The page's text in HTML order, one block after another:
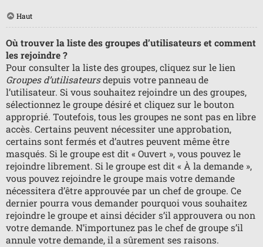
Haut
Où trouver la liste des groupes d’utilisateurs et comment
les rejoindre ?
Pour consulter la liste des groupes, cliquez sur le lien
Groupes d’utilisateursdepuis votre panneau de
l’utilisateur. Si vous souhaitez rejoindre un des groupes,
sélectionnez le groupe désiré et cliquez sur le bouton
approprié. Toutefois, tous les groupes ne sont pas en libre
accès. Certains peuvent nécessiter une approbation,
certains sont fermés et d’autres peuvent même être
masqués. Si le groupe est dit « Ouvert », vous pouvez le
rejoindre librement. Si le groupe est dit « À la demande »,
vous pouvez rejoindre le groupe mais votre demande
nécessitera d’être approuvée par un chef de groupe. Ce
dernier pourra vous demander pourquoi vous souhaitez
rejoindre le groupe et ainsi décider s’il approuvera ou non
votre demande. N’importunez pas le chef de groupe s’il
annule votre demande, il a sûrement ses raisons.